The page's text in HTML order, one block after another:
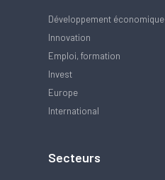
Développement économique
Innovation
Emploi, formation
Invest
Europe
International
Secteurs